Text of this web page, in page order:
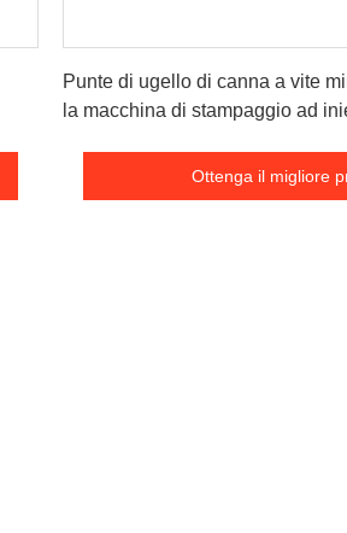
Punte di ugello di canna a vite
la macchina di stampaggio ad
Ottenga il migliore